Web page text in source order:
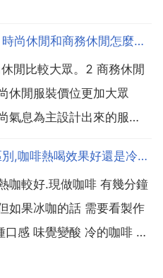
時尚休閒和商務休閒區別，時尚休閒和商務休閒怎麼區分
閒比較大眾。2 商務休閒
休閒服裝價位更加大眾
氣息為主設計出來的服
的服裝。與sportswear有
可以互...
咖啡喝熱咖和冷咖有什麼區別,咖啡熱喝效果好還是冷喝效果好啊
咖較好.現做咖啡 有幾分鐘
如果冰咖的話 需要看製作
口感 味覺變酸 冷的咖啡 就